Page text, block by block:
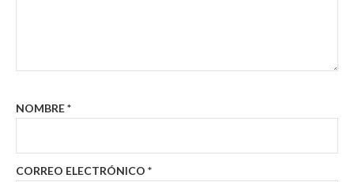
NOMBRE*
CORREO ELECTRÓNICO *